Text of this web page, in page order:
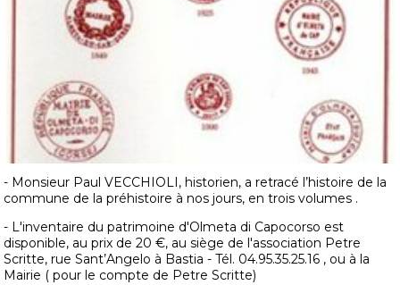
- Monsieur Paul VECCHIOLI, historien, a retracé l’histoire de la
commune de la préhistoire à nos jours, en trois volumes .
- L'inventaire du patrimoine d'Olmeta di Capocorso est
disponible, au prix de 20 €, au siège de l'association Petre
Scritte, rue Sant’Angelo à Bastia - Tél. 04.95.35.25.16 , ou à la
Mairie ( pour le compte de Petre Scritte)